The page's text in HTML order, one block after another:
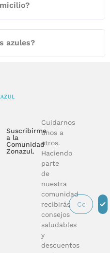
azules?
Suscribirme
a la
Comunidad
Zonazul.
Cuidarnos
unos a
otros.
Haciendo
parte
de
nuestra
comunidad
recibirás
consejos
saludables
y
descuentos